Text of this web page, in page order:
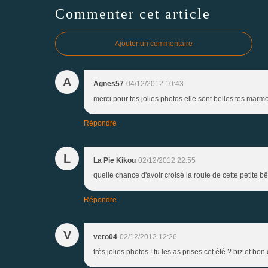
Commenter cet article
Ajouter un commentaire
A Agnes57 04/12/2012 10:43
merci pour tes jolies photos elle sont belles tes
Répondre
L La Pie Kikou 02/12/2012 22:55
quelle chance d'avoir croisé la route de cette petite
Répondre
V vero04 02/12/2012 12:26
très jolies photos ! tu les as prises cet été ? biz et bon